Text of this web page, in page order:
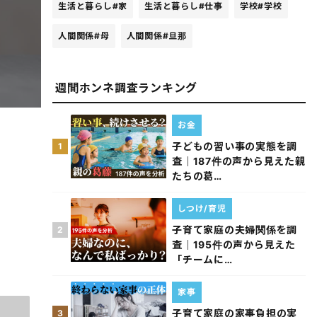
生活と暮らし#家 生活と暮らし#仕事 学校#学校
人間関係#母 人間関係#旦那
週間ホンネ調査ランキング
1
子どもの習い事の実態を調
査｜187件の声から見えた親
たちの葛…
お金
2
子育て家庭の夫婦関係を調
査｜195件の声から見えた
「チームに…
しつけ/育児
3 子育て家庭の家事負担の実
家事